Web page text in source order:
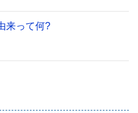
来って何?